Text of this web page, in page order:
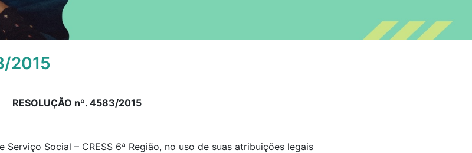
2015
RESOLUÇÃO nº. 4583/2015
Serviço Social – CRESS 6ª Região, no uso de suas atribuições legais